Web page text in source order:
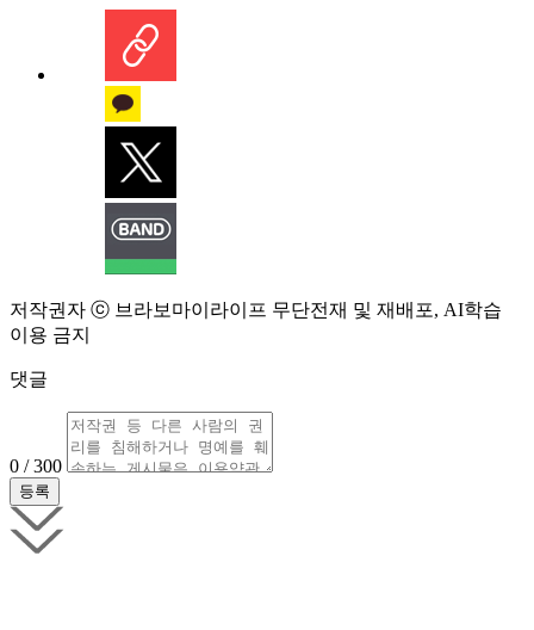
저작권자 ⓒ 브라보마이라이프 무단전재 및 재배포, AI학습
이용 금지
댓글
0 / 300